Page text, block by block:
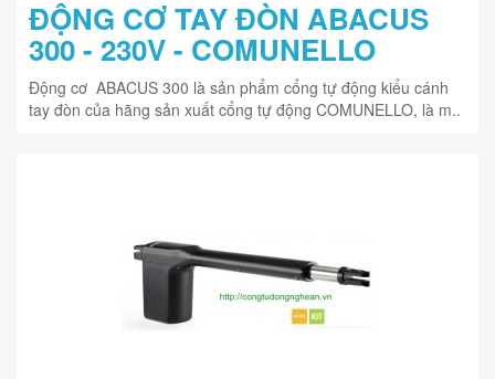
ĐỘNG CƠ TAY ĐÒN ABACUS
300 - 230V - COMUNELLO
Động cơ ABACUS 300 là sản phẩm cổng tự động kiểu cánh
tay đòn của hãng sản xuất cổng tự động COMUNELLO, là m..